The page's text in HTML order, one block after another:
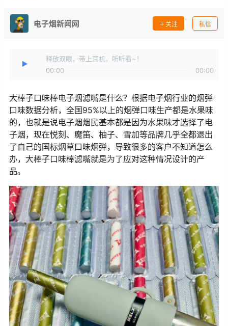
电子烟新闻网 关注 私信
释放双眼，带上耳机，听听看~！
00:00
00:00
大棒子口味棒电子烟滤嘴是什么？根据电子烟行业的烟弹
口味数据分析，全国95%以上的烟弹口味生产都是水果味
的，也就是说电子烟烟民基本都是因为水果味才选择了电
子烟，现在悦刻、魔笛、柚子、雪加等品牌几乎全都退出
了自己的国标烟草口味烟弹，导致很多的客户不知道怎么
办，大棒子口味棒滤嘴就是为了应对这种情况设计的产
品。